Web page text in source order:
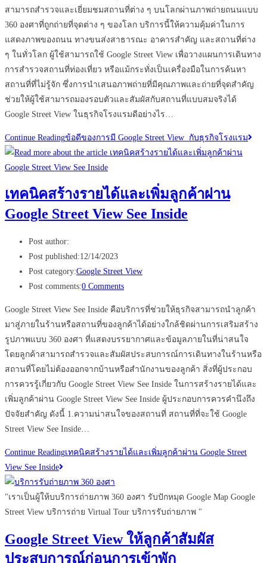
สามารถสำรวจและเยี่ยมชมสถานที่ต่าง ๆ บนโลกผ่านภาพถ่ายถนนแบบ
360 องศาที่ถูกถ่ายที่จุดต่าง ๆ ของโลก บริการนี้ให้ความคุ้มค่าในการ
แสดงภาพของถนน ทางขนส่งสาธารณะ อาคารสำคัญ และสถานที่ต่าง
ๆ ในทั่วโลก ผู้ใช้สามารถใช้ Google Street View เพื่อวางแผนการเดินทาง
การสำรวจสถานที่ท่องเที่ยว หรือแม้กระทั่งเป็นเครื่องมือในการค้นหา
สถานที่ที่ไม่รู้จัก ซึ่งการนำเสนอภาพถ่ายที่มีคุณภาพและถ่ายที่จุดสำคัญ
ช่วยให้ผู้ใช้สามารถมองรอบตัวและสัมผัสกับสถานที่แบบสมจริงได้
Google Street View ในธุรกิจโรงแรมดีอย่างไร…
Continue Readingข้อดีของการมี Google Street View กับธุรกิจโรงแรม
เทคนิคสร้างรายได้และเพิ่มลูกค้าผ่าน
Google Street View See Inside
Post author:
Post published:12/14/2023
Post category:Google Street View
Post comments:0 Comments
Google Street View See Inside คือบริการที่ช่วยให้ธุรกิจสามารถนำลูกค้า
มาสู่ภายในร้านหรือสถานที่ของลูกค้าได้อย่างใกล้ชิดผ่านการเสริมสร้าง
รูปภาพแบบ 360 องศา ที่แสดงบรรยากาศและข้อมูลภายในที่น่าสนใจ
โดยลูกค้าสามารถสำรวจและสัมผัสประสบการณ์การเดินทางในร้านหรือ
สถานที่โดยไม่ต้องออกจากบ้านหรือสำนักงานของลูกค้า สิ่งที่ผู้ประกอบ
การควรรู้เกี่ยวกับ Google Street View See Inside ในการสร้างรายได้และ
เพิ่มลูกค้าผ่าน Google Street View See Inside ผู้ประกอบการควรคำนึงถึง
ปัจจัยสำคัญ ดังนี้ 1.ความน่าสนใจของสถานที่ สถานที่ที่จะใช้ Google
Street View See Inside…
Continue Readingเทคนิคสร้างรายได้และเพิ่มลูกค้าผ่าน Google Street
View See Inside
"เราเป็นผู้ให้บบริการถ่ายภาพ 360 องศา รับปักหมุด Google Map Google
Street View บริการถ่าย Virtual Tour บริการรับถ่ายภาพ "
Google Street View ให้ลูกค้าสัมผัส
ประสบการณ์ก่อนการเข้าพัก